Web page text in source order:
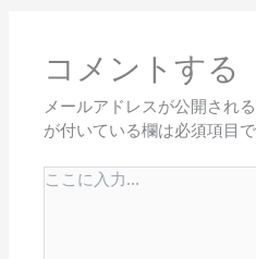
コメントする
メールアドレスが公開され
が付いている欄は必須項目
こ